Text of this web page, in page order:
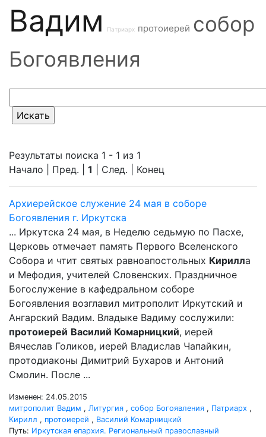
Вадим
Патриарх протоиерей собор
Богоявления
Результаты поиска 1 - 1 из 1
Начало | Пред. | 1 | След. | Конец
Архиерейское служение 24 мая в соборе
Богоявления г. Иркутска
... Иркутска 24 мая, в Неделю седьмую по Пасхе,
Церковь отмечает память Первого Вселенского
Собора и чтит святых равноапостольных Кирилла
и Мефодия, учителей Словенских. Праздничное
Богослужение в кафедральном соборе
Богоявления возглавил митрополит Иркутский и
Ангарский Вадим. Владыке Вадиму сослужили:
протоиерей Василий Комарницкий, иерей
Вячеслав Голиков, иерей Владислав Чапайкин,
протодиаконы Димитрий Бухаров и Антоний
Смолин. После ...
Изменен: 24.05.2015
митрополит Вадим , Литургия , собор Богоявления , Патриарх ,
Кирилл , протоиерей , Василий Комарницкий
Путь: Иркутская епархия. Региональный православный